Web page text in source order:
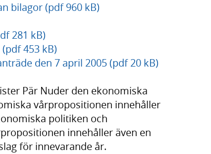
bilagor (pdf 960 kB)
281 kB)
453 kB)
den 7 april 2005 (pdf 20 kB)
Pär Nuder den ekonomiska
vårpropositionen innehåller
politiken och
innehåller även en
för innevarande år.